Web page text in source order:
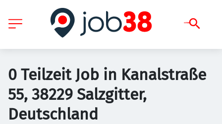
0 Teilzeit Job in Kanalstraße
55, 38229 Salzgitter,
Deutschland